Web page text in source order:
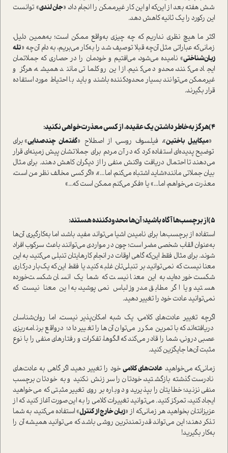
شش هفته بعد از این‌که او این کار غیر‌ممکن را انجام داد، «جان لندی» توانست
این رکورد را یک ثانیه کاهش دهد.
اکثر ما هیچ نظری نداریم که چه چیزی به‌واقع ممکن ا‌ست؛ به‌همین دلیل،
زمانی‌که عباراتی مثل آن‌چه قبلا توصیف شد را به‌کار می‌بریم، به دام آن‌چه «تله
زبان‌شناختی» نامیده می‌شود، می‌افتیم و خودمان را در حصاری که جملاتمان
ایجاد می‌کنند، محدود می‌کنیم. از این‌رو کلماتی مانند همیشه، هرگز و
غیرممکن می‌توانند بسیار محدودکننده باشند و باید با احتیاط مورد ا‌ستفاده
قرار بگیرند.
4)هرگز به‌خاطر داشتن یک عقیده، از کسی معذرت‌خواهی نکنید:
«میکاییل باختین»، فیلسوف روسی، از اصطلاح «گفتمان چند‌صدایی» برای
توضیح پدیده‌ای ا‌ستفاده کرد که در آن مردم برای جملاتشان پیش‌زمینه‌ای قرار
می‌دهند تا احتمال دریافت واکنش منفی را از دیگران کاهش دهند. برای مثال
بیان جملاتی مانند«شاید اشتباه می‌کنم، اما...»، «اگر کسی مخالف نظر من ا‌ست،
معذرت می‌خواهم، اما...» یا «فکر می‌کنم ممکن ا‌ست که...»
5)از برچسب‌ها آگاه باشید؛ آن‌ها محدود‌کننده هستند:
ا‌ستفاده از برچسب‌ها برای نامیدن اشیا می‌تواند مفید باشد، اما به‌کار‌گیری آن‌ها
به‌عنوان القاب شخصی مضر ا‌ست؛ چون در مواردی می‌توانند باعث سرکوب افراد
شوند. برای مثال فقط این‌که گاهی اوقات در انجام کارهایتان تنبلی می‌کنید، به این
معنا نیست که نمی‌توانید بر تنبلی‌تان غلبه کنید یا فقط این‌که یک‌بار درکاری
شکست خورده‌اید، به این معنا نیست که شما یک انسان شکست‌خورده
هستید و یا اگر مطابق مد‌روز لباس نمی‌پوشید، به این معنا نیست که
نمی‌توانید عادت خود را تغییر دهید.
اگر‌چه تغییر عادت‌های کلامی، یک‌ شبه امکان‌پذیر نیست، اما روان‌شناسان
در‌یافته‌اند که با تمرین مکرر می‌توان آن‌ها را تغییر داد؛ در‌واقع برنامه‌ریزی
عصبی درونی، شما را قادر می‌کند که الگوها، تفکرات و رفتار‌های منفی را با نوع
مثبت آن‌ها جایگزین کنید.
زمانی‌که می‌خواهید عادت‌های کلامی خود را تغییر دهید، اگر گاهی به عادت‌های
نادرست گذشته بازگشتید، خودتان را سرزنش نکنید و به خودتان برچسب
منفی نزنید؛ خطایتان را بپذیرید و دوباره بر روی تغییر مثبتی که می‌خواهید
ایجاد کنید، تمرکز کنید. می‌توانید تغییرات کلامی را به این‌صورت آغاز کنید که از
عزیزانتان بخواهید هر زمانی‌که از «زبان خارج از کنترل» ا‌ستفاده می‌کنید، به شما
تذکر دهند؛ این می‌تواند قدرتمندترین روشی باشد که می‌توانید همیشه آن را
به‌کار بگیرید!